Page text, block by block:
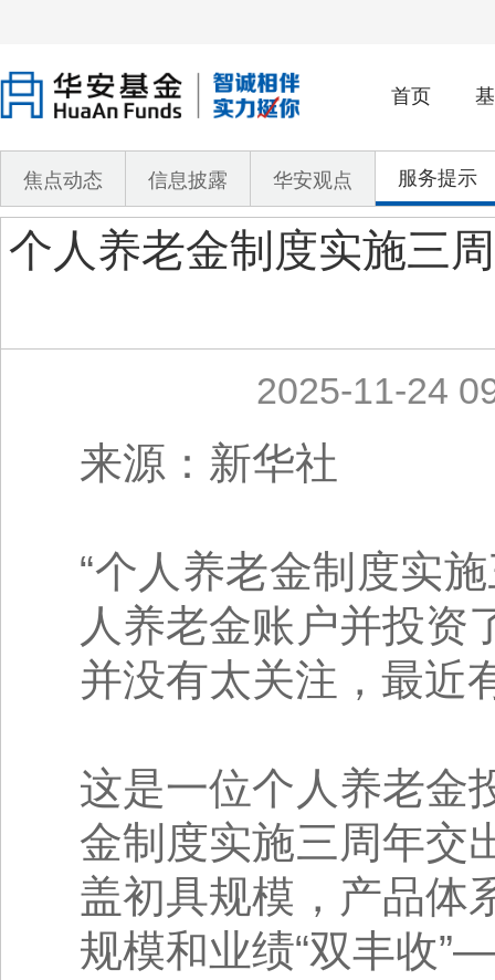
首页
焦点动态 信息披露 华安观点 服务提示
个人养老金制度实施三
2025-11-24
来源：新华社
“个人养老金制度实
人养老金账户并投资
并没有太关注，最近
这是一位个人养老金
金制度实施三周年交
盖初具规模，产品体
规模和业绩“双丰收